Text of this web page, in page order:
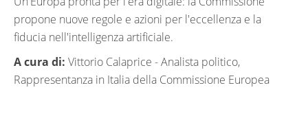
propone nuove regole e azioni per l'eccellenza e la
fiducia nell'intelligenza artificiale.
A cura di: Vittorio Calaprice -Analista politico,
Rappresentanza in Italia della Commissione Europea